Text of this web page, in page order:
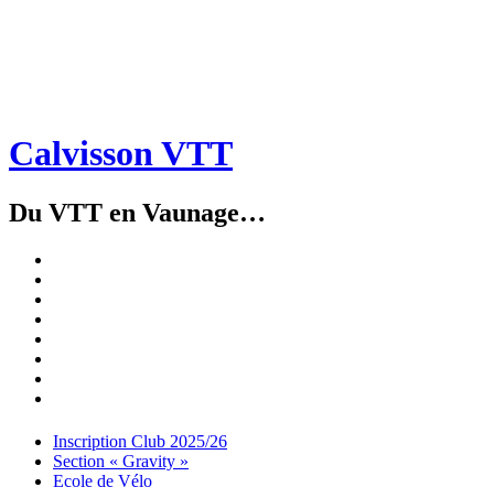
Calvisson VTT
Du VTT en Vaunage…
Menu
Widgets
Recherche
Aller
contenu
Inscription Club 2025/26
Section « Gravity »
Ecole de Vélo